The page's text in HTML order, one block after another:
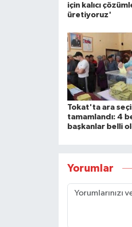
için kalıcı
üretiyoruz'
Tokat'ta ara
tamamlandı: 4
başkanlar belli
Yorumlar